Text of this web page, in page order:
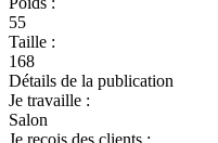
55
Taille :
168
Détails de la publication
Je travaille :
Salon
Je reçois des clients :